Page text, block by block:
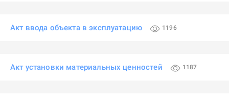
Акт ввода объекта в эксплуатацию 1196
Акт установки материальных ценностей 1187